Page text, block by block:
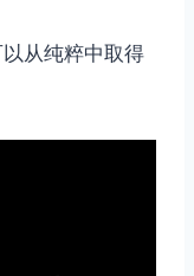
从纯粹中取得
搜索